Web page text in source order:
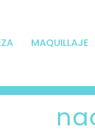
MAQUILLAJE